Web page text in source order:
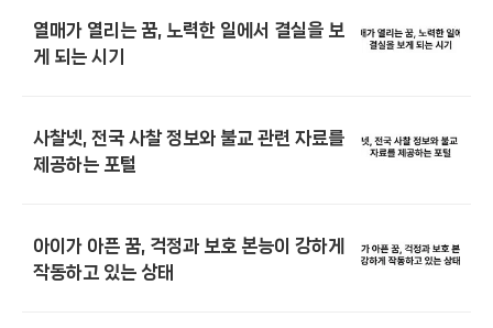
열매가 열리는 꿈, 노력한 일에서 결실을 보
게 되는 시기
사찰넷, 전국 사찰 정보와 불교 관련 자료를
제공하는 포털
아이가 아픈 꿈, 걱정과 보호 본능이 강하게
작동하고 있는 상태